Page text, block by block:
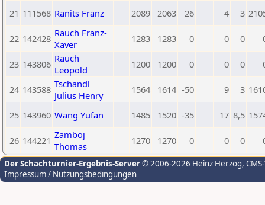
21 111568 Ranits Franz 2089 2063 26 4 3
22 142428 Rauch Franz-
Xaver
1283 1283 0 0 0
23 143806 Rauch
Leopold
1200 1200 0 0 0
24 143588 Tschandl
Julius Henry
1564 1614 -50 9 3
25 143960 Wang Yufan 1485 1520 -35 17 8,5
26 144221 Zamboj
Thomas
1270 1270 0 0 0
Der Schachturnier-Ergebnis-Server© 2006-2026 Heinz Herzog,
Impressum / Nutzungsbedingungen